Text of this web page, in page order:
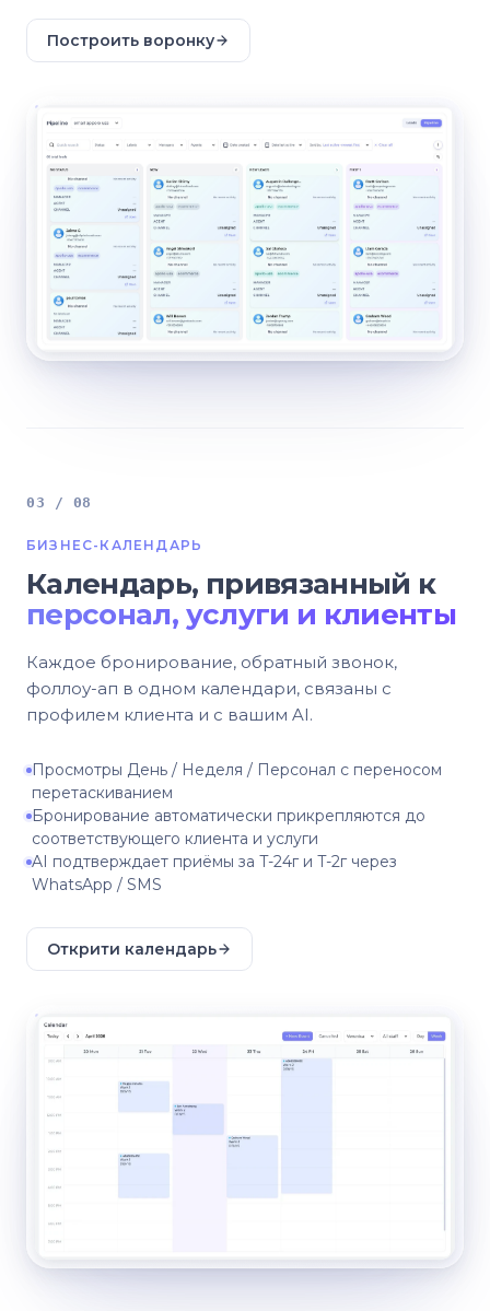
Построить воронку
03 / 08
БИЗНЕС-КАЛЕНДАРЬ
Календарь, привязанный к
персонал, услуги и клиенты
Каждое бронирование, обратный звонок,
фоллоу-ап в одном календари, связаны с
профилем клиента и с вашим AI.
Просмотры День / Неделя / Персонал с переносом
перетаскиванием
Бронирование автоматически прикрепляются до
соответствующего клиента и услуги
AI подтверждает приёмы за T-24г и T-2г через
WhatsApp / SMS
Открити календарь